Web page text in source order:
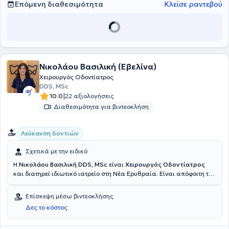
Επόμενη διαθεσιμότητα
Κλείσε ραντεβού
Νικολάου Βασιλική (Εβελίνα)
Χειρουργός Οδοντίατρος
DDS, MSc
10.0|22 αξιολογήσεις
Διαθεσιμότητα για βιντεοκλήση
Λεύκανση δοντιών
Σχετικά με την ειδικό
Η Νικολάου Βασιλική DDS, MSc είναι Χειρουργός Οδοντίατρος
και διατηρεί ιδιωτικό ιατρείο στη Νέα Ερυθραία. Είναι απόφοιτη του
Οδοντιατρική από το Eastman Dental Institute του University
College London (UCL).Έχει εξειδικευτεί στην Αισθητική και
Επανορθωτική Οδοντιατρική, ενώ ολοκλήρωσε μετεκπαίδευση
διάρκειας 1,5 έτους στο New York University (NYU) στη Νέα Υόρκη, με
Επίσκεψη μέσω βιντεοκλήσης
Δες το κόστος